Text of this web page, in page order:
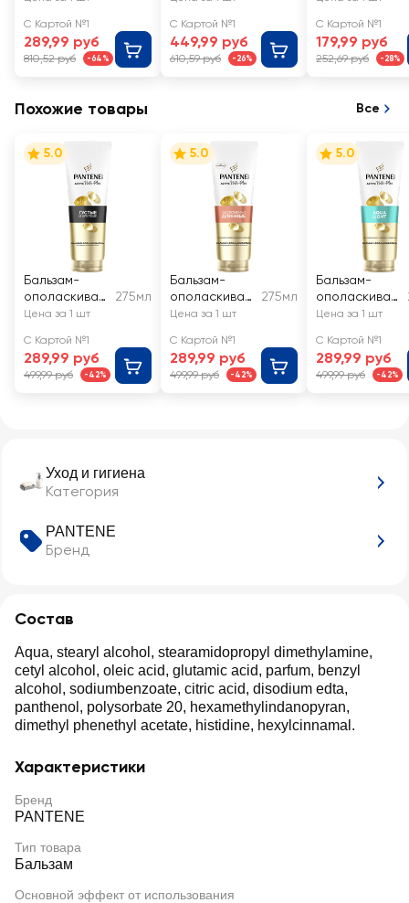
Уход и гигиена
Категория
PANTENE
Бренд
Состав
Aqua, stearyl alcohol, stearamidopropyl dimethylamine,
cetyl alcohol, oleic acid, glutamic acid, parfum, benzyl
alcohol, sodiumbenzoate, citric acid, disodium edta,
panthenol, polysorbate 20, hexamethylindanopyran,
dimethyl phenethyl acetate, histidine, hexylcinnamal.
Характеристики
Бренд
PANTENE
Тип товара
Бальзам
Основной эффект от использования
PANTENE
Густые и
крепкие
С Картой №1
289,99 руб
810,52 руб -64%
Интенсивное
восстановле
ние
С Картой №1
449,99 руб
610,59 руб -26%
ШАУМА Men
Ultra Сила
С Картой №1
179,99 руб
252,69 руб -28%
Похожие товары Все
5.0
Бальзам-
ополаскиват
ель для волос
Густые и
крепкие
275мл
Цена за 1 шт
С Картой №1
289,99 руб
499,99 руб -42%
5.0
Бальзам-
ополаскиват
ель для волос
Бесконечно
длинные
275мл
Цена за 1 шт
С Картой №1
289,99 руб
499,99 руб -42%
5.0
Бальзам-
ополаскиват
ель для волос
Light
Цена за 1 шт
С Картой №1
289,99 руб
499,99 руб -42%